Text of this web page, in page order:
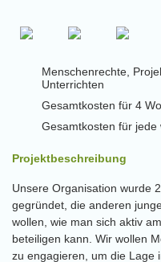
Menschenrechte,
Unterrichten
Gesamtkosten für 4
Gesamtkosten für
Projektbeschreibung
Unsere Organisation wurde
gegründet, die anderen
wollen, wie man sich aktiv
beteiligen kann. Wir wollen
zu engagieren, um die Lage